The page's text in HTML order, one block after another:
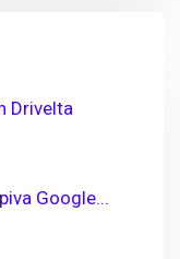
Drivelta
Google...